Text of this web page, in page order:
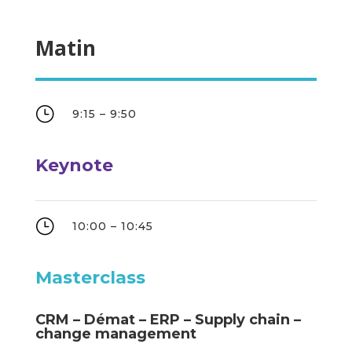
Matin
} 9:15 – 9:50
Keynote
} 10:00 – 10:45
Masterclass
CRM – Démat – ERP – Supply chain –
change management